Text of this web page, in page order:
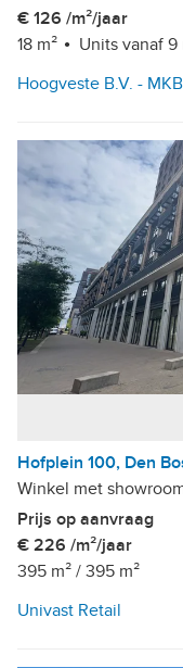
€ 126 /m²/jaar
18 m²
Units vanaf 9
Hoogveste B.V. -
Hofplein 100, Den
Winkel met
Prijs op aanvraag
€ 226 /m²/jaar
395 m² / 395 m²
Univast Retail